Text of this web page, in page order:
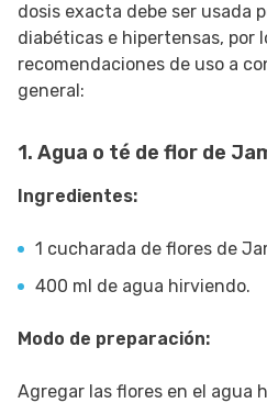
dosis exacta debe ser usada
diabéticas e hipertensas, por
recomendaciones de uso a
general:
1. Agua o té de flor de
Ingredientes:
1 cucharada de flores de
400 ml de agua hirviendo.
Modo de preparación:
Agregar las flores en el agua